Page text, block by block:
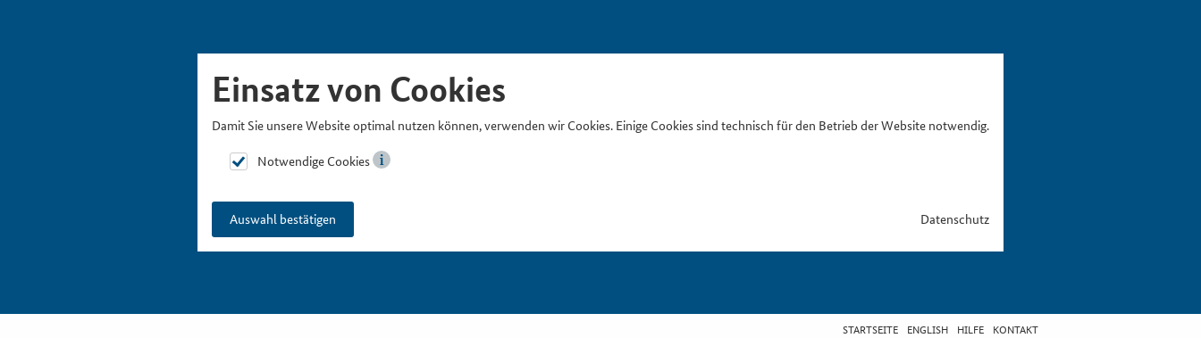
Einsatz von Cookies
Damit Sie unsere Website optimal nutzen können, verwenden wir Cookies. Einige Cookies sind technisch für den Betrieb der Website notwendig.
Notwendige Cookies
Auswahl bestätigen Datenschutz
STARTSEITE ENGLISH HILFE KONTAKT